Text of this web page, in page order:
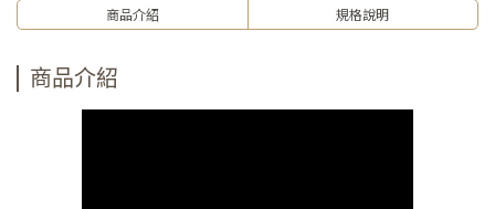
商品介紹 規格說明
商品介紹